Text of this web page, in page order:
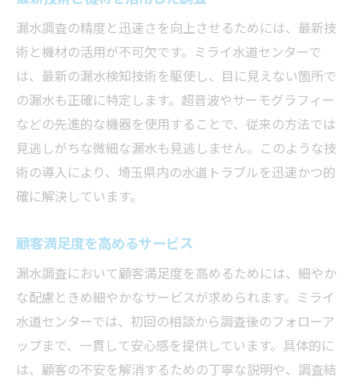
漏水調査の精度と迅速さを向上させるためには、最新技
術と機材の活用が不可欠です。ミライ水道センターで
は、最新の漏水検知技術を駆使し、目に見えない箇所で
の漏水も正確に特定します。超音波やサーモグラフィー
などの先進的な機器を使用することで、従来の方法では
見逃しがちな微細な漏水も見逃しません。このような技
術の導入により、埼玉県内の水道トラブルを迅速かつ的
確に解決しています。
顧客満足度を高めるサービス
漏水調査において顧客満足度を高めるためには、細やか
な配慮ときめ細やかなサービスが求められます。ミライ
水道センターでは、初回の相談から調査後のフォローア
ップまで、一貫して安心感を提供しています。具体的に
は、顧客の不安を解消するための丁寧な説明や、調査結